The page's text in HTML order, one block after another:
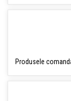
Produsele